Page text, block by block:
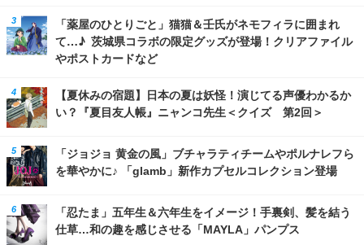
「薬屋のひとりごと」猫猫＆壬氏がネモフィラに囲まれ
て…♪ 茨城県コラボの限定グッズが登場！クリアファイル
やポストカードなど
【夏休みの宿題】日本の夏は妖怪！演じてる声優わかるか
い？『夏目友人帳』ニャンコ先生＜クイズ 第2回＞
「ジョジョ 黄金の風」ブチャラティチームやポルナレフら
を華やかに♪ 「glamb」新作カプセルコレクション登場
「忍たま」五年生＆六年生をイメージ！手裏剣、髪を結う
仕草…和の趣を感じさせる「MAYLA」パンプス